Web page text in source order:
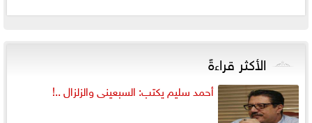
الأكثر قراءةً
أحمد سليم يكتب: السبعينى والزلزال ..!